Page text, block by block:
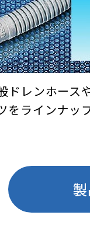
ドレンホース
ラインナップ